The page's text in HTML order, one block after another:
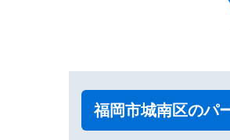
福岡市城南区のパ